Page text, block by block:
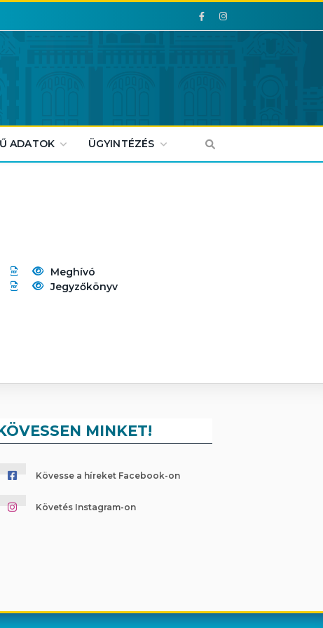
Facebook
Facebook
ADATOK ÜGYINTÉZÉS
Meghívó
Jegyzőkönyv
MINKET!
Kövesse a híreket Facebook-on
Követés Instagram-on